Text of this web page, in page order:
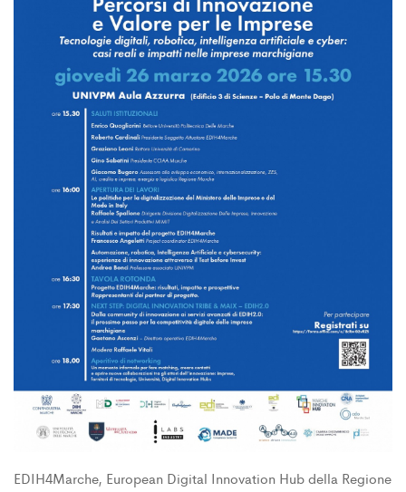
EDIH4Marche, European Digital Innovation Hub della Regione